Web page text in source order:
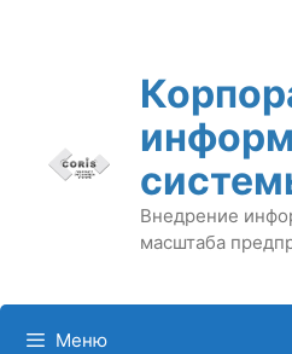
Внедрение
масштаба
Меню